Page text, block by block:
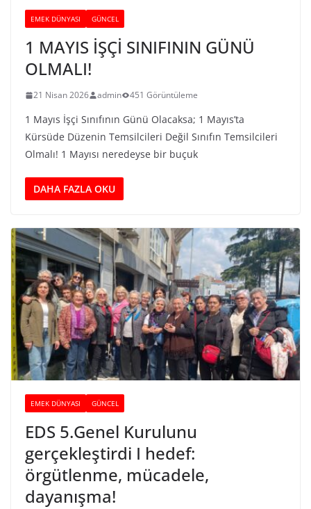
EMEK DÜNYASI GÜNCEL
1 MAYIS İŞÇİ SINIFININ GÜNÜ
OLMALI!
21 Nisan 2026 admin 451 Görüntüleme
1 Mayıs İşçi Sınıfının Günü Olacaksa; 1 Mayıs’ta
Kürsüde Düzenin Temsilcileri Değil Sınıfın Temsilcileri
Olmalı! 1 Mayısı neredeyse bir buçuk
DAHA FAZLA OKU
EMEK DÜNYASI GÜNCEL
EDS 5.Genel Kurulunu
gerçekleştirdi I hedef:
örgütlenme, mücadele,
dayanışma!